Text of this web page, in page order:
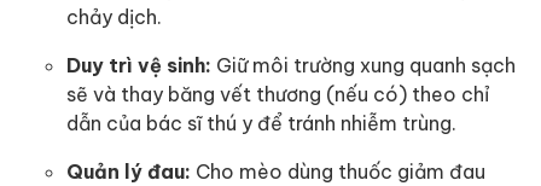
chảy dịch.
Duy trì vệ sinh: Giữ môi trường xung quanh sạch
sẽ và thay băng vết thương (nếu có) theo chỉ
dẫn của bác sĩ thú y để tránh nhiễm trùng.
Quản lý đau: Cho mèo dùng thuốc giảm đau